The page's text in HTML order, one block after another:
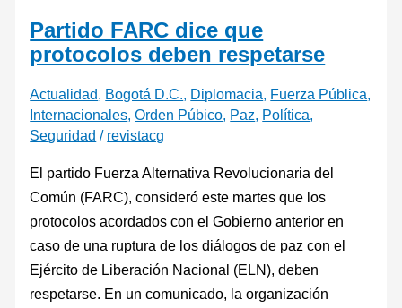
Partido FARC dice que
protocolos deben respetarse
Actualidad, Bogotá D.C., Diplomacia, Fuerza Pública,
Internacionales,Orden Púbico, Paz, Política,
Seguridad / revistacg
El partido Fuerza Alternativa Revolucionaria del
Común (FARC), consideró este martes que los
protocolos acordados con el Gobierno anterior en
caso de una ruptura de los diálogos de paz con el
Ejército de Liberación Nacional (ELN), deben
respetarse. En un comunicado, la organización